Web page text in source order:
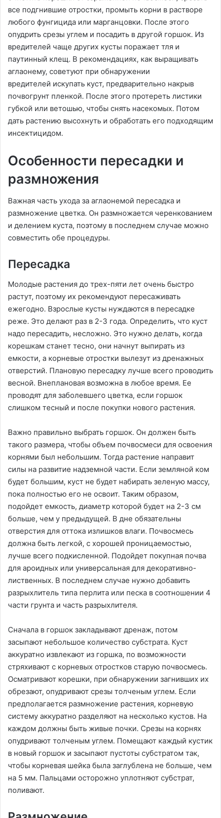
все подгнившие отростки, промыть корни в растворе
любого фунгицида или марганцовки. После этого
опудрить срезы углем и посадить в другой горшок. Из
вредителей чаще других кусты поражает тля и
паутинный клещ. В рекомендациях, как выращивать
аглаонему, советуют при обнаружении
вредителей искупать куст, предварительно накрыв
почвогрунт пленкой. После этого протереть листики
губкой или ветошью, чтобы снять насекомых. Потом
дать растению высохнуть и обработать его подходящим
инсектицидом.
Особенности пересадки и
размножения
Важная часть ухода за аглаонемой пересадка и
размножение цветка. Он размножается черенкованием
и делением куста, поэтому в последнем случае можно
совместить обе процедуры.
Пересадка
Молодые растения до трех-пяти лет очень быстро
растут, поэтому их рекомендуют пересаживать
ежегодно. Взрослые кусты нуждаются в пересадке
реже. Это делают раз в 2-3 года. Определить, что куст
надо пересадить, несложно. Это нужно делать, когда
корешкам станет тесно, они начнут выпирать из
емкости, а корневые отростки вылезут из дренажных
отверстий. Плановую пересадку лучше всего проводить
весной. Внеплановая возможна в любое время. Ее
проводят для заболевшего цветка, если горшок
слишком тесный и после покупки нового растения.
Важно правильно выбрать горшок. Он должен быть
такого размера, чтобы объем почвосмеси для освоения
корнями был небольшим. Тогда растение направит
силы на развитие надземной части. Если земляной ком
будет большим, куст не будет набирать зеленую массу,
пока полностью его не освоит. Таким образом,
подойдет емкость, диаметр которой будет на 2-3 см
больше, чем у предыдущей. В дне обязательны
отверстия для оттока излишков влаги. Почвосмесь
должна быть легкой, с хорошей проницаемостью,
лучше всего подкисленной. Подойдет покупная почва
для ароидных или универсальная для декоративно-
лиственных. В последнем случае нужно добавить
разрыхлитель типа перлита или песка в соотношении 4
части грунта и часть разрыхлителя.
Сначала в горшок закладывают дренаж, потом
засыпают небольшое количество субстрата. Куст
аккуратно извлекают из горшка, по возможности
стряхивают с корневых отростков старую почвосмесь.
Осматривают корешки, при обнаружении загнивших их
обрезают, опудривают срезы толченым углем. Если
предполагается размножение растения, корневую
систему аккуратно разделяют на несколько кустов. На
каждом должны быть живые почки. Срезы на корнях
опудривают толченым углем. Помещают каждый кустик
в новый горшок и засыпают пустоты субстратом так,
чтобы корневая шейка была заглублена не больше, чем
на 5 мм. Пальцами осторожно уплотняют субстрат,
поливают.